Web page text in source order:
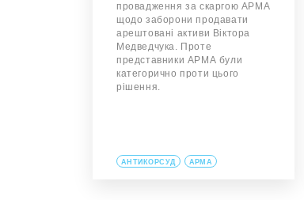
провадження за скаргою АРМА
щодо заборони продавати
арештовані активи Віктора
Медведчука. Проте
представники АРМА були
категорично проти цього
рішення.
АНТИКОРСУД АРМА